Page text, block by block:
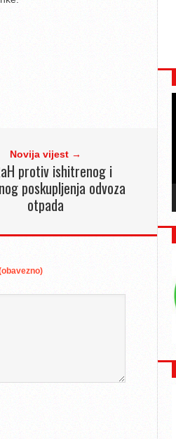
Novija vijest →
protiv ishitrenog i
poskupljenja odvoza
otpada